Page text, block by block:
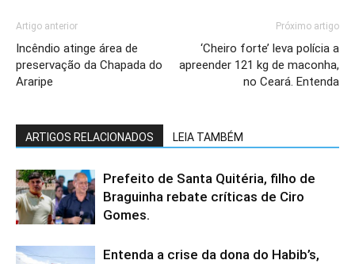
Artigo anterior
Incêndio atinge área de
preservação da Chapada do
Araripe
Próximo artigo
‘Cheiro forte’ leva polícia a
apreender 121 kg de maconha,
no Ceará. Entenda
ARTIGOS RELACIONADOS LEIA TAMBÉM
Prefeito de Santa Quitéria, filho de
Braguinha rebate críticas de Ciro
Gomes.
Entenda a crise da dona do Habib’s,